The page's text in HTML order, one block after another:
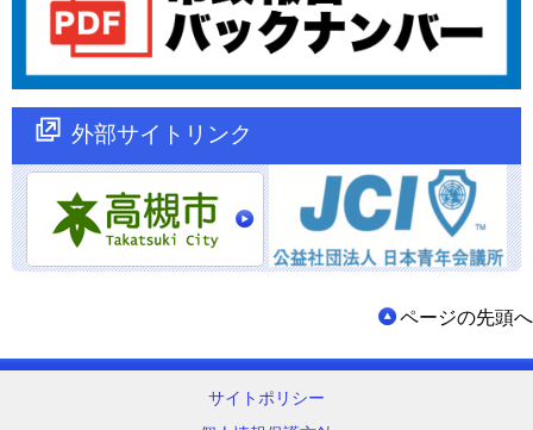
外部サイトリンク
ページの先頭へ
サイトポリシー